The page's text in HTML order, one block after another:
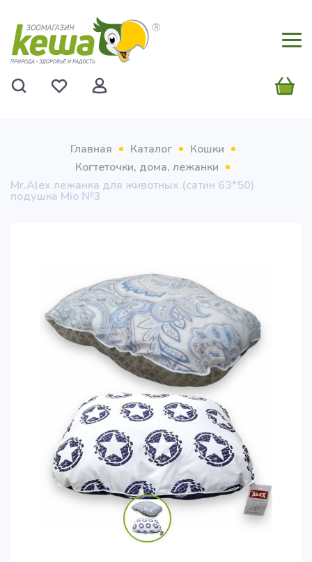
Главная Каталог
Кошки
Когтеточки, дома, лежанки
Mr.Alex лежанка для животных (сатин 63*50)
подушка Mio №3